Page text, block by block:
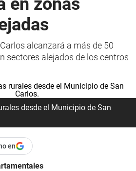
alcanzará a más de 50
sectores alejados de los centros
desde el Municipio de San
en